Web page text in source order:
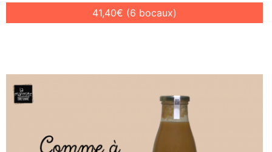
41,40€ (6 bocaux)